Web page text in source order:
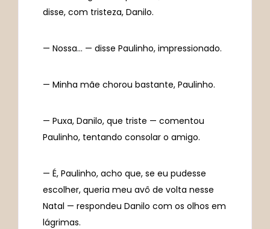
disse, com tristeza, Danilo.
— Nossa… — disse Paulinho, impressionado.
— Minha mãe chorou bastante, Paulinho.
— Puxa, Danilo, que triste — comentou
Paulinho, tentando consolar o amigo.
— É, Paulinho, acho que, se eu pudesse
escolher, queria meu avô de volta nesse
Natal — respondeu Danilo com os olhos em
lágrimas.